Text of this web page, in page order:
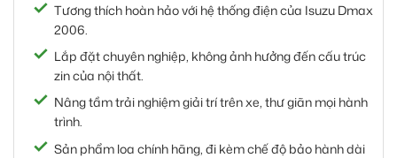
Tương thích hoàn hảo với hệ thống điện của Isuzu Dmax
2006.
Lắp đặt chuyên nghiệp, không ảnh hưởng đến cấu trúc
zin của nội thất.
Nâng tầm trải nghiệm giải trí trên xe, thư giãn mọi hành
trình.
Sản phẩm loa chính hãng, đi kèm chế độ bảo hành dài